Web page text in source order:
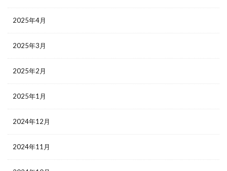
2025年4月
2025年3月
2025年2月
2025年1月
2024年12月
2024年11月